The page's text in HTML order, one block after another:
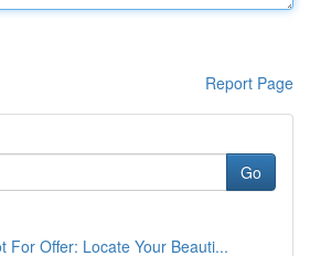
Report Page
Go
For Offer: Locate Your Beauti...